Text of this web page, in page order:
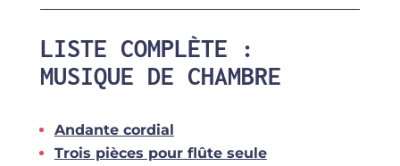
LISTE COMPLÈTE :
MUSIQUE DE CHAMBRE
Andante cordial
Trois pièces pour flûte seule